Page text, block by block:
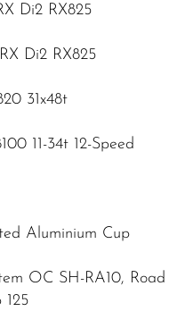
Di2 RX825
Di2 RX825
31x48t
11-34t 12-Speed
Aluminium Cup
OC SH-RA10, Road
125